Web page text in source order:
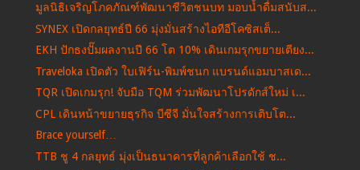
มูลนิธิเจริญโภคภัณฑ์พัฒนาชีวิตชนบท มอบน้ำดื่มสนับส...
SYNEX เปิดกลยุทธ์ปี 66 มุ่งมั่นสร้างไอทีอีโคซิสเต็...
EKH ปักธงปั๊มผลงานปี 66 โต 10% เดินเกมรุกขยายเตียง...
Traveloka เปิดตัว ใบเฟิร์น-พิมพ์ชนก แบรนด์แอมบาสเด...
TQR เปิดเกมรุก! จับมือ TQM ร่วมพัฒนาโปรดักส์ใหม่ เ...
CPL เดินหน้าขยายธุรกิจ บีซีจี มั่นใจสร้างการเติบโต...
Brace yourself…
TTB ชู 4 กลยุทธ์ มุ่งเป็นธนาคารที่ลูกค้าเลือกใช้ ช...